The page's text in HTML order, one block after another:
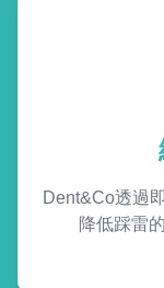
Dent&Co透過
降低踩雷